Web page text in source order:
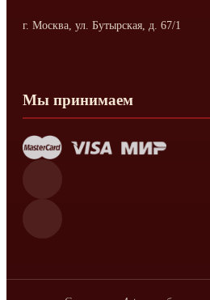
г. Москва, ул. Бутырская, д. 67/1
Мы принимаем